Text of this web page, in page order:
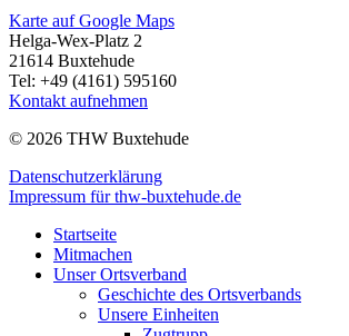
Karte auf Google Maps
Helga-Wex-Platz 2
21614 Buxtehude
Tel: +49 (4161) 595160
Kontakt aufnehmen
© 2026 THW Buxtehude
Datenschutzerklärung
Impressum für thw-buxtehude.de
Startseite
Mitmachen
Unser Ortsverband
Geschichte des Ortsverbands
Unsere Einheiten